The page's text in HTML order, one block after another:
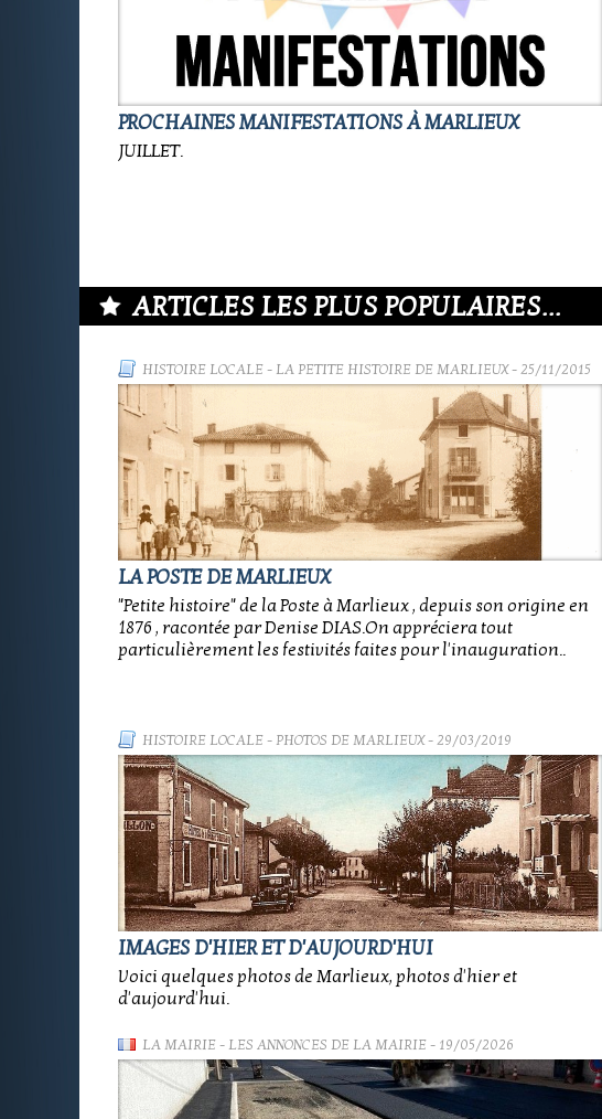
PROCHAINES MANIFESTATIONS À MARLIEUX
JUILLET.
ARTICLES LES PLUS POPULAIRES...
HISTOIRE LOCALE- LA PETITE HISTOIRE DE MARLIEUX- 25/11/2015
LA POSTE DE MARLIEUX
"Petite histoire" de la Poste à Marlieux , depuis son origine en
1876 , racontée par Denise DIAS.On appréciera tout
particulièrement les festivités faites pour l'inauguration..
HISTOIRE LOCALE- PHOTOS DE MARLIEUX- 29/03/2019
IMAGES D'HIER ET D'AUJOURD'HUI
Voici quelques photos de Marlieux, photos d'hier et
d'aujourd'hui.
LA MAIRIE- LES ANNONCES DE LA MAIRIE- 19/05/2026